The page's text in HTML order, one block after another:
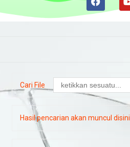
Cari File
Hasil pencarian akan muncul disini